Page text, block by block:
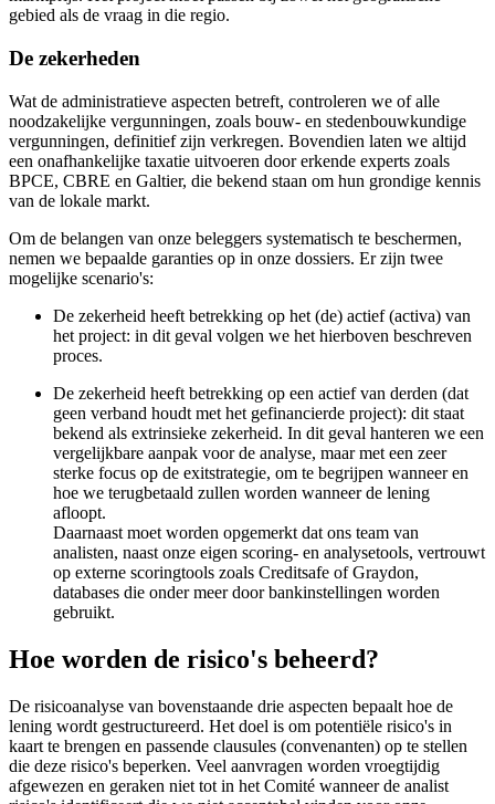
gebied als de vraag in die regio.
De zekerheden
Wat de administratieve aspecten betreft, controleren we of alle
noodzakelijke vergunningen, zoals bouw- en stedenbouwkundige
vergunningen, definitief zijn verkregen. Bovendien laten we altijd
een onafhankelijke taxatie uitvoeren door erkende experts zoals
BPCE, CBRE en Galtier, die bekend staan om hun grondige kennis
van de lokale markt.
Om de belangen van onze beleggers systematisch te beschermen,
nemen we bepaalde garanties op in onze dossiers. Er zijn twee
mogelijke scenario's:
De zekerheid heeft betrekking op het (de) actief (activa) van
het project: in dit geval volgen we het hierboven beschreven
proces.
De zekerheid heeft betrekking op een actief van derden (dat
geen verband houdt met het gefinancierde project): dit staat
bekend als extrinsieke zekerheid. In dit geval hanteren we een
vergelijkbare aanpak voor de analyse, maar met een zeer
sterke focus op de exitstrategie, om te begrijpen wanneer en
hoe we terugbetaald zullen worden wanneer de lening
afloopt.
Daarnaast moet worden opgemerkt dat ons team van
analisten, naast onze eigen scoring- en analysetools, vertrouwt
op externe scoringtools zoals Creditsafe of Graydon,
databases die onder meer door bankinstellingen worden
gebruikt.
Hoe worden de risico's beheerd?
De risicoanalyse van bovenstaande drie aspecten bepaalt hoe de
lening wordt gestructureerd. Het doel is om potentiële risico's in
kaart te brengen en passende clausules (convenanten) op te stellen
die deze risico's beperken. Veel aanvragen worden vroegtijdig
afgewezen en geraken niet tot in het Comité wanneer de analist